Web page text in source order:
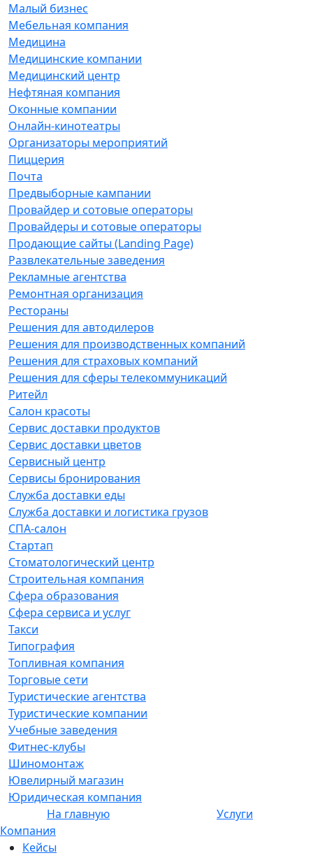
Малый бизнес
Мебельная компания
Медицина
Медицинские компании
Медицинский центр
Нефтяная компания
Оконные компании
Онлайн-кинотеатры
Организаторы мероприятий
Пиццерия
Почта
Предвыборные кампании
Провайдер и сотовые операторы
Провайдеры и сотовые операторы
Продающие сайты (Landing Page)
Развлекательные заведения
Рекламные агентства
Ремонтная организация
Рестораны
Решения для автодилеров
Решения для производственных компаний
Решения для страховых компаний
Решения для сферы телекоммуникаций
Ритейл
Салон красоты
Сервис доставки продуктов
Сервис доставки цветов
Сервисный центр
Сервисы бронирования
Служба доставки еды
Служба доставки и логистика грузов
СПА-салон
Стартап
Стоматологический центр
Строительная компания
Сфера образования
Сфера сервиса и услуг
Такси
Типография
Топливная компания
Торговые сети
Туристические агентства
Туристические компании
Учебные заведения
Фитнес-клубы
Шиномонтаж
Ювелирный магазин
Юридическая компания
На главную
Услуги
Компания
Кейсы